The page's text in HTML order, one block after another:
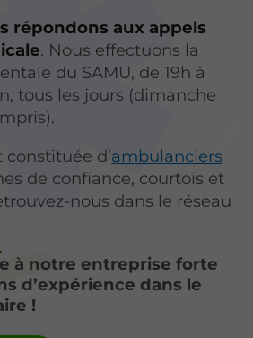
répondons aux appels
. Nous effectuons la
du SAMU, de 19h à
tous les jours (dimanche
d’ambulanciers
de confiance, courtois et
nous dans le réseau
à notre entreprise forte
d’expérience dans le
!